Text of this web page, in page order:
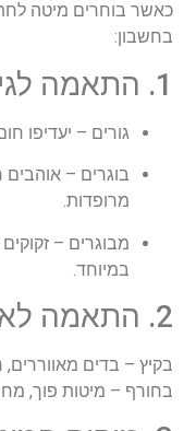
כאשר בוחרים מיטה
בחשבון:
1. התאמה לגיל החתול
גורים – יעדיפו
בוגרים –
מרופדות.
מבוגרים –
במיוחד.
2. התאמה לאקלים הישראלי
בקיץ – בדים מאווררים,
בחורף – מיטות פוך,